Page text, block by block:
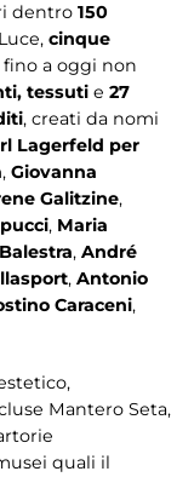
dentro 150
cinque
a oggi non
tessuti e 27
, creati da nomi
Lagerfeld per
, Giovanna
Galitzine,
, Maria
, André
, Antonio
Caraceni,
Mantero Seta,
quali il